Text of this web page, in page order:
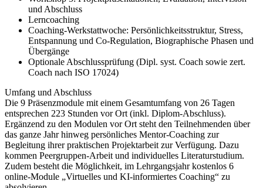
und Abschluss
Lerncoaching
Coaching-Werkstattwoche: Persönlichkeitsstruktur, Stress,
Entspannung und Co-Regulation, Biographische Phasen und
Übergänge
Optionale Abschlussprüfung (Dipl. syst. Coach sowie zert.
Coach nach ISO 17024)
Umfang und Abschluss
Die 9 Präsenzmodule mit einem Gesamtumfang von 26 Tagen
entsprechen 223 Stunden vor Ort (inkl. Diplom-Abschluss).
Ergänzend zu den Modulen vor Ort steht den Teilnehmenden über
das ganze Jahr hinweg persönliches Mentor-Coaching zur
Begleitung ihrer praktischen Projektarbeit zur Verfügung. Dazu
kommen Peergruppen-Arbeit und individuelles Literaturstudium.
Zudem besteht die Möglichkeit, im Lehrgangsjahr kostenlos 6
online-Module „Virtuelles und KI-informiertes Coaching“ zu